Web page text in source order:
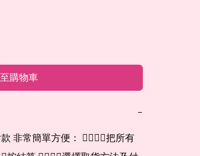
購物車
−
非常簡單方便： 👉🏻👉🏻把所有